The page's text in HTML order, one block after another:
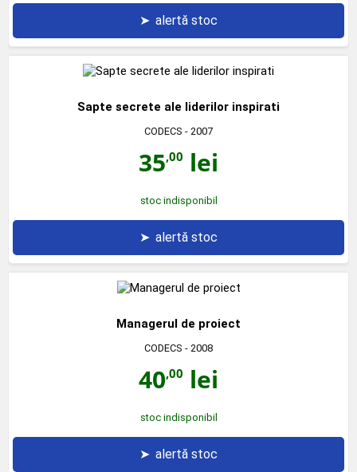
➤ alertă stoc
Sapte secrete ale liderilor inspirati
CODECS - 2007
35,00 lei
stoc indisponibil
➤ alertă stoc
Managerul de proiect
CODECS - 2008
40,00 lei
stoc indisponibil
➤ alertă stoc